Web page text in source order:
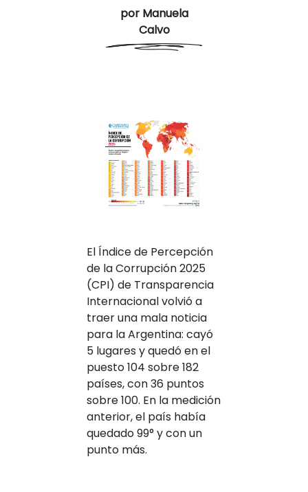
por Manuela
Calvo
El Índice de Percepción
de la Corrupción 2025
(CPI) de Transparencia
Internacional volvió a
traer una mala noticia
para la Argentina: cayó
5 lugares y quedó en el
puesto 104 sobre 182
países, con 36 puntos
sobre 100. En la medición
anterior, el país había
quedado 99° y con un
punto más.